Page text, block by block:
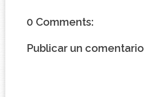
0 Comments:
Publicar un comentario